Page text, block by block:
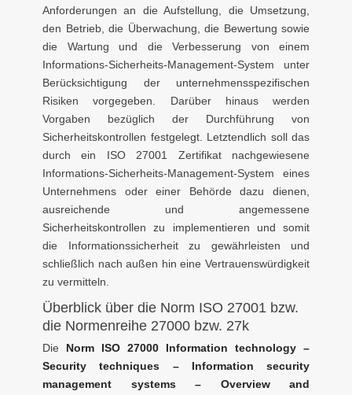
Anforderungen an die Aufstellung, die Umsetzung,
den Betrieb, die Überwachung, die Bewertung sowie
die Wartung und die Verbesserung von einem
Informations-Sicherheits-Management-System unter
Berücksichtigung der unternehmensspezifischen
Risiken vorgegeben. Darüber hinaus werden
Vorgaben bezüglich der Durchführung von
Sicherheitskontrollen festgelegt. Letztendlich soll das
durch ein ISO 27001 Zertifikat nachgewiesene
Informations-Sicherheits-Management-System eines
Unternehmens oder einer Behörde dazu dienen,
ausreichende und angemessene
Sicherheitskontrollen zu implementieren und somit
die Informationssicherheit zu gewährleisten und
schließlich nach außen hin eine Vertrauenswürdigkeit
zu vermitteln.
Überblick über die Norm ISO 27001 bzw.
die Normenreihe 27000 bzw. 27k
Die Norm ISO 27000 Information technology –
Security techniques – Information security
management systems – Overview and